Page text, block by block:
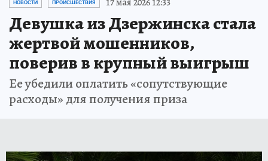
НОВОСТИ ПРОИСШЕСТВИЯ
Девушка из Дзержинска стала
жертвой мошенников,
поверив в крупный выигрыш
Ее убедили оплатить «сопутствующие
расходы» для получения приза